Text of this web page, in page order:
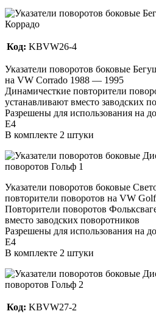
Код: KBVW26-4
Указатели поворотов боковые
на VW Corrado 1988 — 1995
Динамичесткие повторители
устанавливают вместо заводских
Разрешены для использования на
E4
В комплекте 2 штуки
Указатели поворотов боковые
повторители поворотов на VW
Повторители поворотов
вместо заводских поворотников
Разрешены для использования на
E4
В комплекте 2 штуки
Код: KBVW27-2